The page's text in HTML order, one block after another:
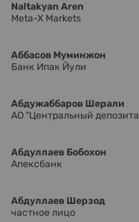
Naltakyan Aren
Meta-X Markets
Аббасов Муминжон
Банк Ипак Йули
Абдужаббаров Шерали
АО "Центральный
Абдуллаев Бобохон
Апексбанк
Абдуллаев Шерзод
частное лицо